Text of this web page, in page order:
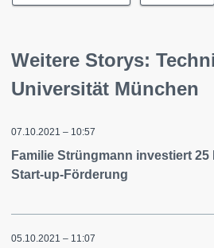
Weitere Storys:
Universität München
07.10.2021 – 10:57
Familie Strüngmann investiert
Start-up-Förderung
05.10.2021 – 11:07